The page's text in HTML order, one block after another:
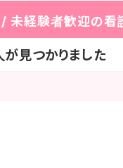
未経験者歓迎の
見つかりました